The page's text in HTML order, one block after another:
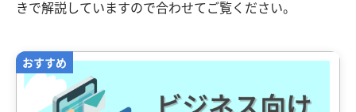
きで解説していますので合わせてご覧ください。